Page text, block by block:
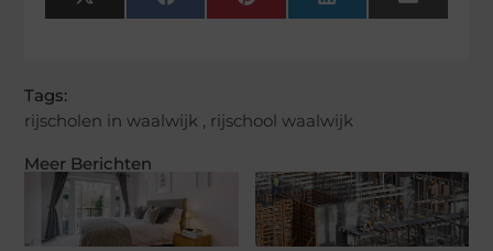
Meer Berichten
(Twitter)
Tags:
rijscholen in waalwijk , rijschool waalwijk